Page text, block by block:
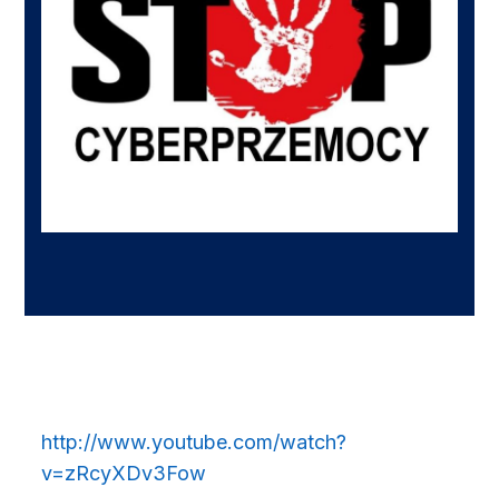
http://www.youtube.com/watch?
v=zRcyXDv3Fow